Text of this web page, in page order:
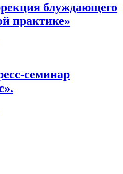
блуждающего
практике»
семинар